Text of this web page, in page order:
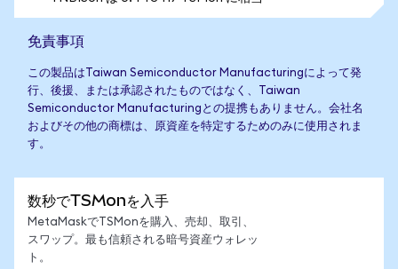
免責事項
この製品はTaiwan Semiconductor Manufacturingによって発
行、後援、または承認されたものではなく、Taiwan
Semiconductor Manufacturingとの提携もありません。会社名
およびその他の商標は、原資産を特定するためのみに使用されま
す。
数秒でTSMonを入手
MetaMaskでTSMonを購入、売却、取引、
スワップ。最も信頼される暗号資産ウォレッ
ト。